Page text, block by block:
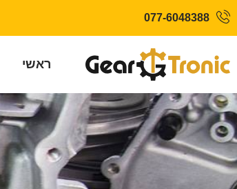
077-6048388
ראשי